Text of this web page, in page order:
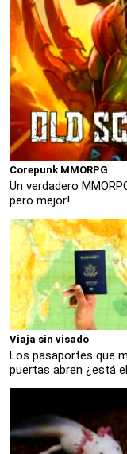
Corepunk MMORPG
Un verdadero
pero mejor!
Viaja sin visado
Los pasaportes que
puertas abren ¿está